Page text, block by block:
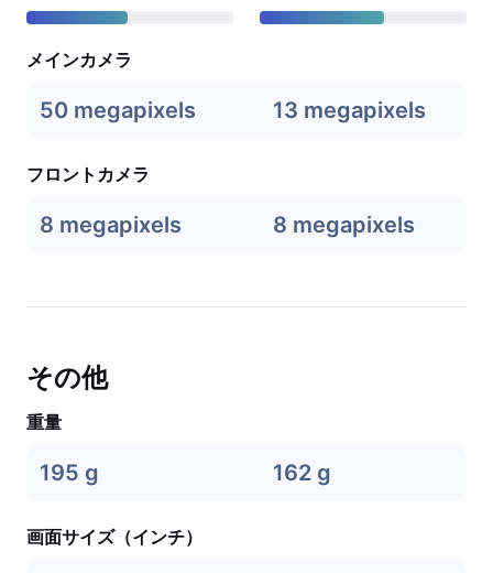
メインカメラ
50 megapixels 13 megapixels
フロントカメラ
8 megapixels 8 megapixels
その他
重量
195 g 162 g
画面サイズ（インチ）